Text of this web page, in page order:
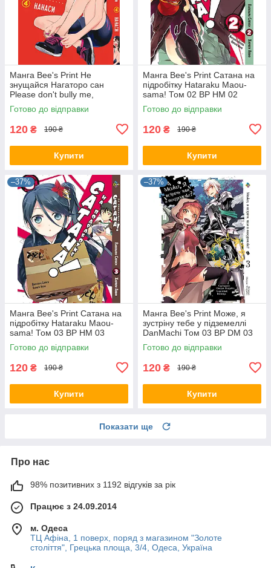
Манга Bee's Print Не
знущайся Нагаторо сан
Please don't bully me,
Nagatoro Том 04 BP PDB 04
Готово до відправки
120 ₴ 190 ₴
Купити
Манга Bee's Print Сатана на
підробітку Hataraku Maou-
sama! Том 02 ВР HM 02
Готово до відправки
120 ₴ 190 ₴
Купити
–37%
Манга Bee's Print Сатана на
підробітку Hataraku Maou-
sama! Том 03 ВР HM 03
Готово до відправки
120 ₴ 190 ₴
Купити
–37%
Манга Bee's Print Може, я
зустріну тебе у підземеллі
DanMachi Том 03 BP DM 03
Готово до відправки
120 ₴ 190 ₴
Купити
Показати ще
Про нас
98% позитивних з 1192 відгуків за рік
Працює з 24.09.2014
м. Одеса
ТЦ Афіна, 1 поверх, поряд з магазином "Золоте
століття", Грецька площа, 3/4, Одеса, Україна